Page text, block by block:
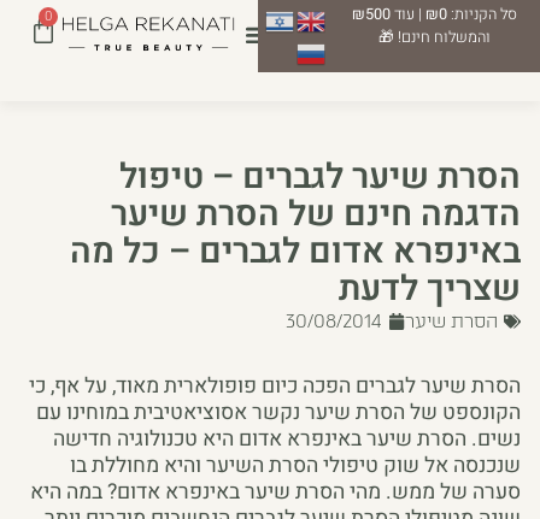
סל הקניות:₪0 | עוד₪500
והמשלוח חינם! 🎁
0
הסרת שיער לגברים – טיפול
הדגמה חינם של הסרת שיער
באינפרא אדום לגברים – כל מה
שצריך לדעת
הסרת שיער 30/08/2014
הסרת שיער לגברים הפכה כיום פופולארית מאוד, על אף, כי
הקונספט של הסרת שיער נקשר אסוציאטיבית במוחינו עם
נשים. הסרת שיער באינפרא אדום היא טכנולוגיה חדישה
שנכנסה אל שוק טיפולי הסרת השיער והיא מחוללת בו
סערה של ממש. מהי הסרת שיער באינפרא אדום? במה היא